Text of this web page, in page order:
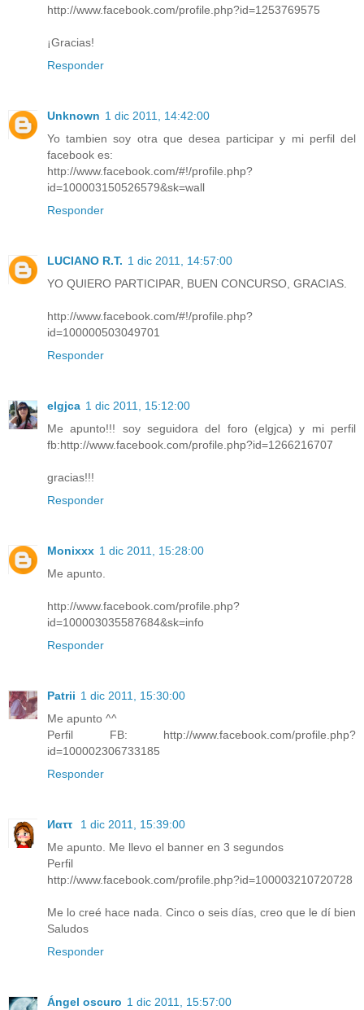
http://www.facebook.com/profile.php?id=1253769575
¡Gracias!
Responder
Unknown 1 dic 2011, 14:42:00
Yo tambien soy otra que desea participar y mi perfil del
facebook es:
http://www.facebook.com/#!/profile.php?
id=100003150526579&sk=wall
Responder
LUCIANO R.T. 1 dic 2011, 14:57:00
YO QUIERO PARTICIPAR, BUEN CONCURSO, GRACIAS.
http://www.facebook.com/#!/profile.php?
id=100000503049701
Responder
elgjca 1 dic 2011, 15:12:00
Me apunto!!! soy seguidora del foro (elgjca) y mi perfil
fb:http://www.facebook.com/profile.php?id=1266216707
gracias!!!
Responder
Monixxx 1 dic 2011, 15:28:00
Me apunto.
http://www.facebook.com/profile.php?
id=100003035587684&sk=info
Responder
Patrii 1 dic 2011, 15:30:00
Me apunto ^^
Perfil FB: http://www.facebook.com/profile.php?
id=100002306733185
Responder
1 dic 2011, 15:39:00
Me apunto. Me llevo el banner en 3 segundos
Perfil
http://www.facebook.com/profile.php?id=100003210720728
Me lo creé hace nada. Cinco o seis días, creo que le dí bien
Saludos
Responder
Ángel oscuro 1 dic 2011, 15:57:00